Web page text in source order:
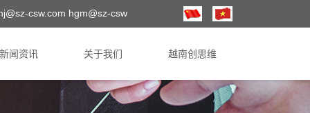
csw.com hgm@sz-csw
新闻资讯 关于我们 越南创思维